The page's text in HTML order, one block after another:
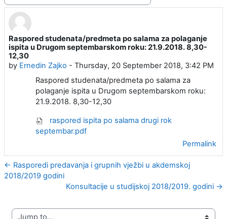
Raspored studenata/predmeta po salama za polaganje
ispita u Drugom septembarskom roku: 21.9.2018. 8,30-
12,30
by Ernedin Zajko - Thursday, 20 September 2018, 3:42 PM
Number of replies: 0
Raspored studenata/predmeta po salama za
polaganje ispita u Drugom septembarskom roku:
21.9.2018. 8,30-12,30
raspored ispita po salama drugi rok
septembar.pdf
Permalink
← Rasporedi predavanja i grupnih vježbi u akdemskoj
2018/2019 godini
Konsultacije u studijskoj 2018/2019. godini →